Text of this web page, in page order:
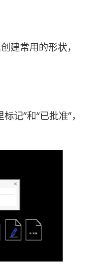
建常用的形状，
记”和“已批准”，